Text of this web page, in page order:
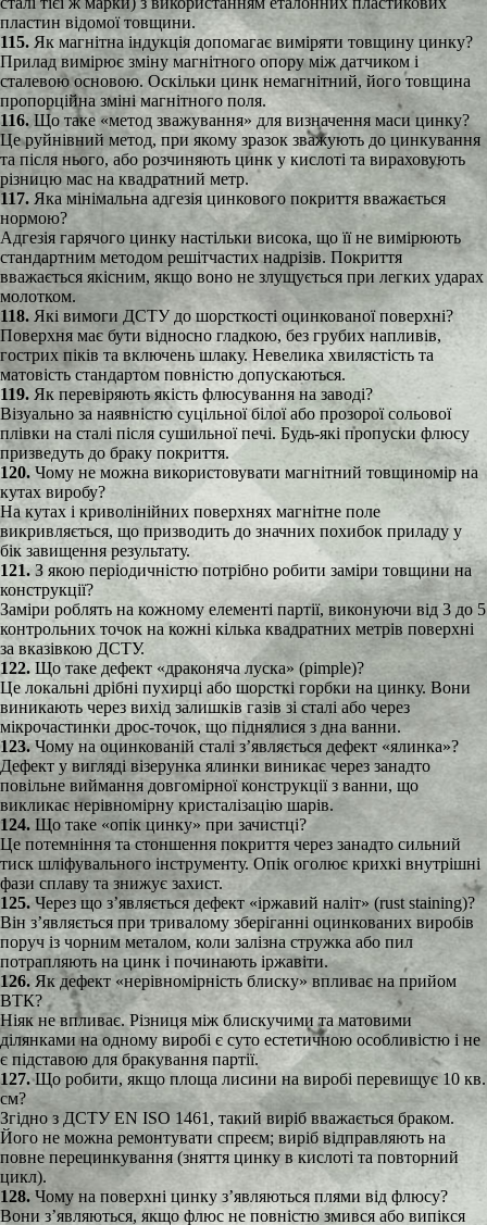
пластин відомої товщини.
115. Як магнітна індукція допомагає виміряти товщину цинку?
Прилад вимірює зміну магнітного опору між датчиком і
сталевою основою. Оскільки цинк немагнітний, його товщина
пропорційна зміні магнітного поля.
116. Що таке «метод зважування» для визначення маси цинку?
Це руйнівний метод, при якому зразок зважують до цинкування
та після нього, або розчиняють цинк у кислоті та вираховують
різницю мас на квадратний метр.
117. Яка мінімальна адгезія цинкового покриття вважається
нормою?
Адгезія гарячого цинку настільки висока, що її не вимірюють
стандартним методом решітчастих надрізів. Покриття
вважається якісним, якщо воно не злущується при легких ударах
молотком.
118. Які вимоги ДСТУ до шорсткості оцинкованої поверхні?
Поверхня має бути відносно гладкою, без грубих напливів,
гострих піків та включень шлаку. Невелика хвилястість та
матовість стандартом повністю допускаються.
119. Як перевіряють якість флюсування на заводі?
Візуально за наявністю суцільної білої або прозорої сольової
плівки на сталі після сушильної печі. Будь-які пропуски флюсу
призведуть до браку покриття.
120. Чому не можна використовувати магнітний товщиномір на
кутах виробу?
На кутах і криволінійних поверхнях магнітне поле
викривляється, що призводить до значних похибок приладу у
бік завищення результату.
121.З якою періодичністю потрібно робити заміри товщини на
конструкції?
Заміри роблять на кожному елементі партії, виконуючи від 3 до 5
контрольних точок на кожні кілька квадратних метрів поверхні
за вказівкою ДСТУ.
122. Що таке дефект «драконяча луска» (pimple)?
Це локальні дрібні пухирці або шорсткі горбки на цинку. Вони
виникають через вихід залишків газів зі сталі або через
мікрочастинки дрос-точок, що піднялися з дна ванни.
123.Чому на оцинкованій сталі з’являється дефект «ялинка»?
Дефект у вигляді візерунка ялинки виникає через занадто
повільне виймання довгомірної конструкції з ванни, що
викликає нерівномірну кристалізацію шарів.
124. Що таке «опік цинку» при зачистці?
Це потемніння та стоншення покриття через занадто сильний
тиск шліфувального інструменту. Опік оголює крихкі внутрішні
фази сплаву та знижує захист.
125.Через що з’являється дефект «іржавий наліт» (rust staining)?
Він з’являється при тривалому зберіганні оцинкованих виробів
поруч із чорним металом, коли залізна стружка або пил
потрапляють на цинк і починають іржавіти.
126. Як дефект «нерівномірність блиску» впливає на прийом
ВТК?
Ніяк не впливає. Різниця між блискучими та матовими
ділянками на одному виробі є суто естетичною особливістю і не
є підставою для бракування партії.
127.Що робити, якщо площа лисини на виробі перевищує 10 кв.
см?
Згідно з ДСТУ EN ISO 1461, такий виріб вважається браком.
Його не можна ремонтувати спреєм; виріб відправляють на
повне перецинкування (зняття цинку в кислоті та повторний
цикл).
128. Чому на поверхні цинку з’являються плями від флюсу?
Вони з’являються, якщо флюс не повністю змився або випікся